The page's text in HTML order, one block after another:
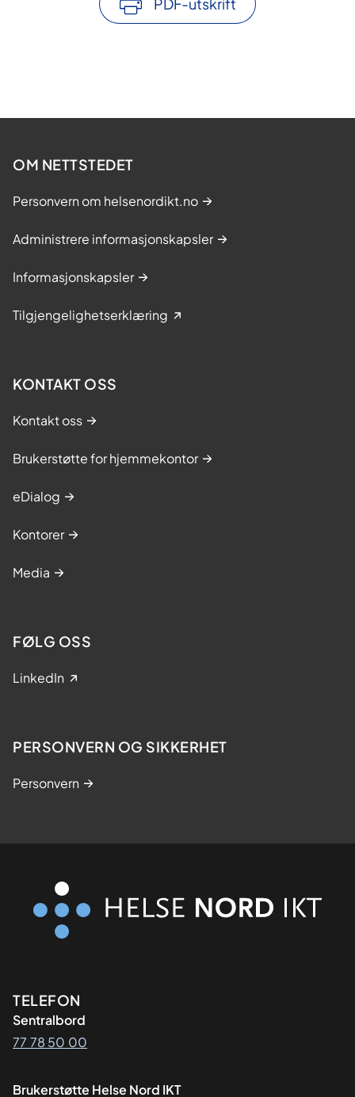
OM NETTSTEDET
Personvern om helsenordikt.no
Administrere informasjonskapsler
Informasjonskapsler
Tilgjengelighetserklæring
KONTAKT OSS
Kontakt oss
Brukerstøtte for hjemmekontor
eDialog
Kontorer
Media
FØLG OSS
LinkedIn
PERSONVERN OG SIKKERHET
Personvern
Kontaktinformasjon
TELEFON
Sentralbord
77 78 50 00
Brukerstøtte Helse Nord IKT